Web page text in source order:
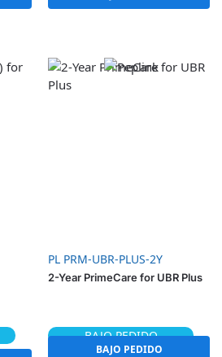
PL PRM-UBR-PLUS-2Y
2-Year PrimeCare for UBR Plus
BAJO PEDIDO
BAJO PEDIDO